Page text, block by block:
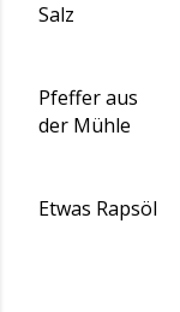
Salz
Pfeffer aus
der Mühle
Etwas Rapsöl